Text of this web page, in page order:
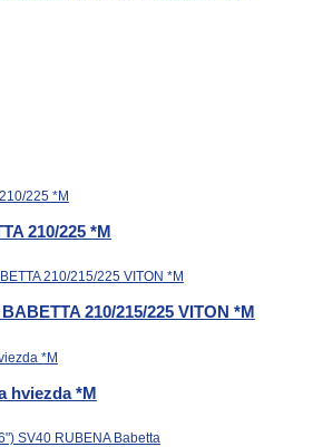
210/225 *M
210/215/225 VITON *M
hviezda *M